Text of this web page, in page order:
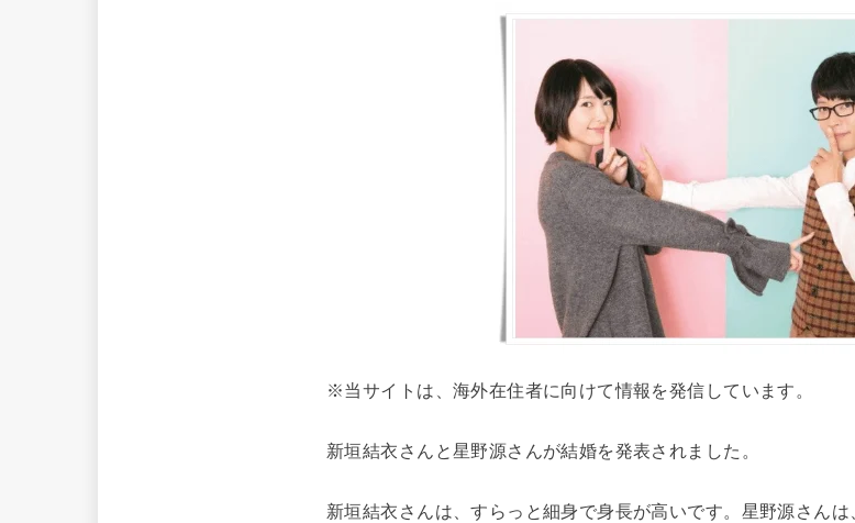
※当サイトは、海外在住者に向けて情報を発信しています。
新垣結衣さんと星野源さんが結婚を発表されました。
新垣結衣さんは、すらっと細身で身長が高いです。星野源さんは